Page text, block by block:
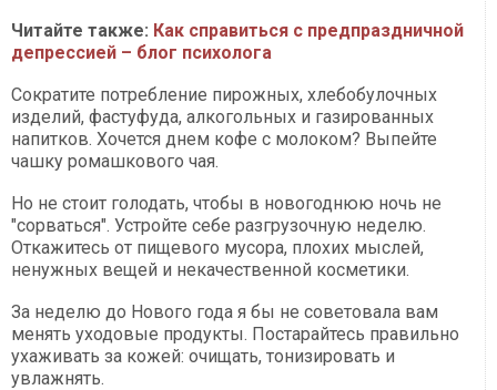
Читайте также: Как справиться с предпраздничной
депрессией – блог психолога
Сократите потребление пирожных, хлебобулочных
изделий, фастуфуда, алкогольных и газированных
напитков. Хочется днем кофе с молоком? Выпейте
чашку ромашкового чая.
Но не стоит голодать, чтобы в новогоднюю ночь не
"сорваться". Устройте себе разгрузочную неделю.
Откажитесь от пищевого мусора, плохих мыслей,
ненужных вещей и некачественной косметики.
За неделю до Нового года я бы не советовала вам
менять уходовые продукты. Постарайтесь правильно
ухаживать за кожей: очищать, тонизировать и
увлажнять.